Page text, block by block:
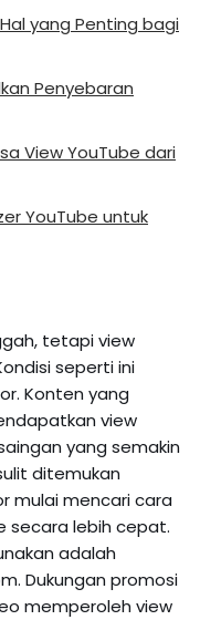
yang Penting bagi
Penyebaran
View YouTube dari
YouTube untuk
tetapi view
seperti ini
Konten yang
view
yang semakin
ditemukan
mulai mencari cara
secara lebih cepat.
adalah
Dukungan promosi
memperoleh view